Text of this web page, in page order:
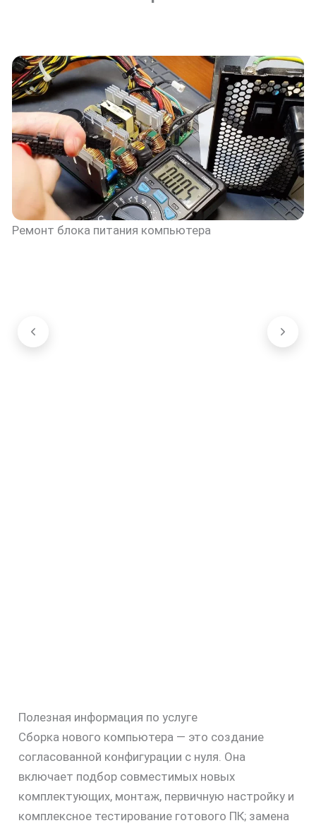
Ремонт блока питания компьютера
Полезная информация по услуге
Сборка нового компьютера — это создание
согласованной конфигурации с нуля. Она
включает подбор совместимых новых
комплектующих, монтаж, первичную настройку и
комплексное тестирование готового ПК; замена